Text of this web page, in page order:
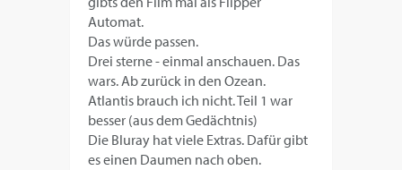
Automat.
Das würde passen.
Drei sterne - einmal anschauen. Das
wars. Ab zurück in den Ozean.
Atlantis brauch ich nicht. Teil 1 war
besser (aus dem Gedächtnis)
Die Bluray hat viele Extras. Dafür gibt
es einen Daumen nach oben.